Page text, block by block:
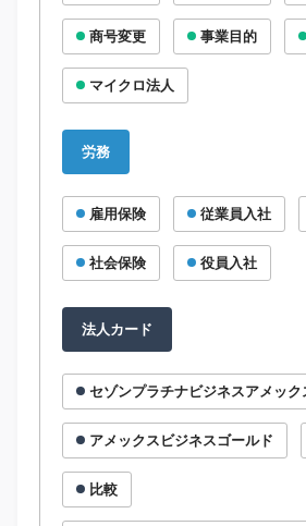
商号変更 事業目的
マイクロ法人
労務
雇用保険 従業員入社
社会保険 役員入社
法人カード
セゾンプラチナビジネスアメック
アメックスビジネスゴールド
比較